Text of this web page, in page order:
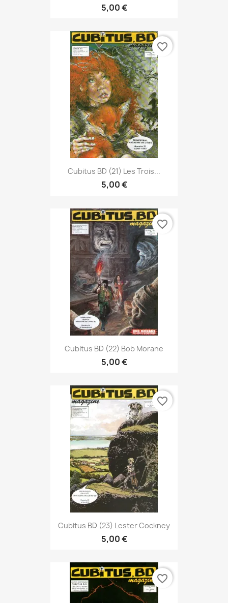
5,00 €
Cubitus BD (21) Les Trois...
5,00 €
favorite_border
Cubitus BD (22) Bob Morane
5,00 €
favorite_border
Cubitus BD (23) Lester Cockney
5,00 €
favorite_border
favorite_border